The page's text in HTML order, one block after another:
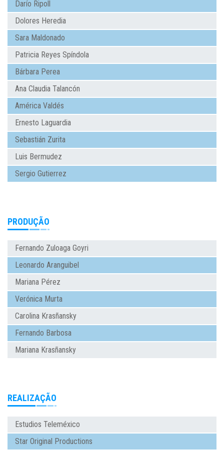
Darío Ripoll
Dolores Heredia
Sara Maldonado
Patricia Reyes Spíndola
Bárbara Perea
Ana Claudia Talancón
América Valdés
Ernesto Laguardia
Sebastián Zurita
Luis Bermudez
Sergio Gutierrez
PRODUÇÃO
Fernando Zuloaga Goyri
Leonardo Aranguibel
Mariana Pérez
Verónica Murta
Carolina Krasñansky
Fernando Barbosa
Mariana Krasñansky
REALIZAÇÃO
Estudios Teleméxico
Star Original Productions